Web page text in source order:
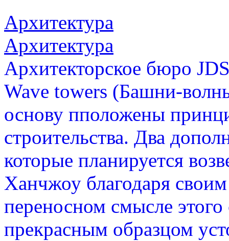
Архитектура
Архитектура
Архитекторское бюро
Wave towers (Башни-
основу пположены
строительства. Два
которые планируется
Ханчжоу благодаря
переносном смысле
прекрасным образцом